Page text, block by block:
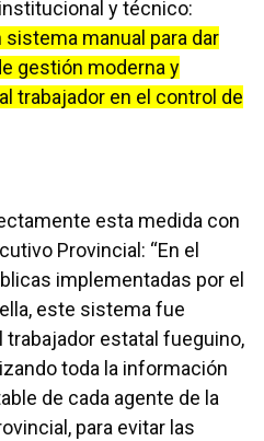
y técnico:
manual para dar
gestión moderna y
trabajador en el control de
esta medida con
Provincial: “En el
implementadas por el
este sistema fue
trabajador estatal fueguino,
toda la información
de cada agente de la
para evitar las